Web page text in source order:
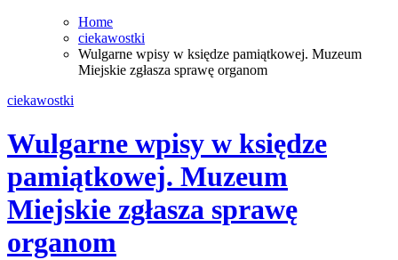
Home
ciekawostki
Wulgarne wpisy w księdze pamiątkowej. Muzeum
Miejskie zgłasza sprawę organom
ciekawostki
Wulgarne wpisy w księdze
pamiątkowej. Muzeum
Miejskie zgłasza sprawę
organom